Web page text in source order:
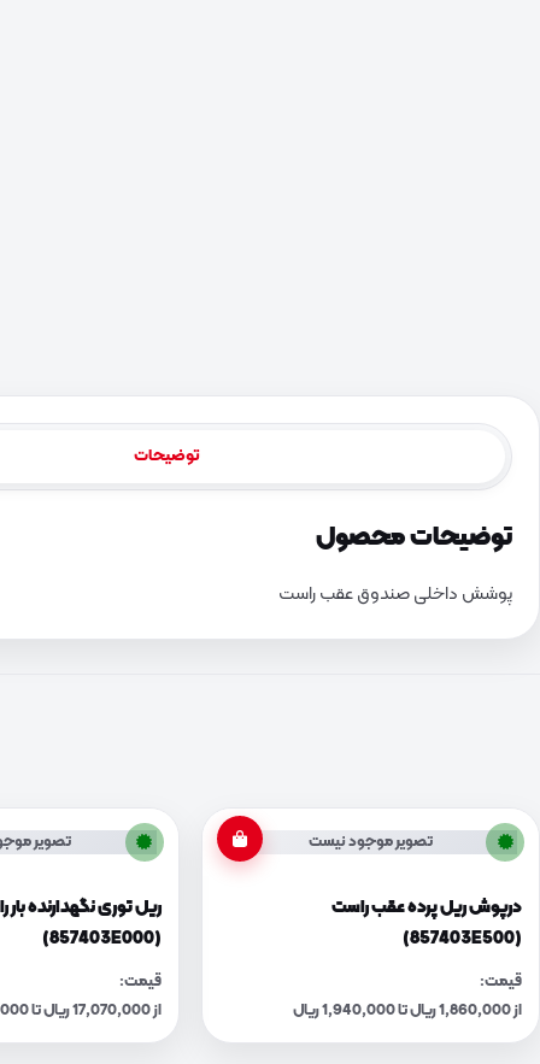
توضیحات
توضیحات محصول
پوشش داخلی صندوق عقب راست
تصویر موجود نیست
درپوش ریل پرده عقب راست
(857403E500)
قیمت:
از 1,860,000 ریال تا 1,940,000 ریال
تصویر
ریل توری نگهدارنده بار
(857403E000)
قیمت:
از 17,070,000 ریال تا 17,760,000 ریال